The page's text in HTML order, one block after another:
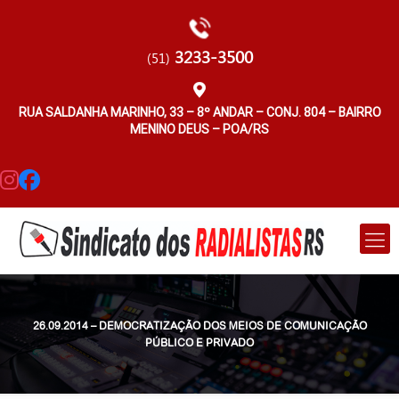
(51) 3233-3500
RUA SALDANHA MARINHO, 33 – 8º ANDAR – CONJ. 804 – BAIRRO
MENINO DEUS – POA/RS
26.09.2014 – DEMOCRATIZAÇÃO DOS MEIOS DE COMUNICAÇÃO
PÚBLICO E PRIVADO